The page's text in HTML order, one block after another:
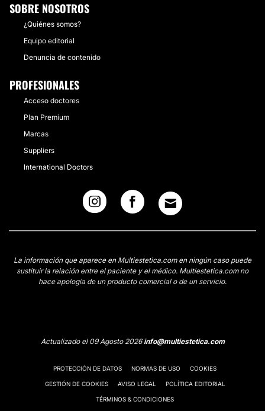
SOBRE NOSOTROS
¿Quiénes somos?
Equipo editorial
Denuncia de contenido
PROFESIONALES
Acceso doctores
Plan Premium
Marcas
Suppliers
International Doctors
La información que aparece en Multiestetica.com en ningún caso puede
sustituir la relación entre el paciente y el médico. Multiestetica.com no
hace apología de un producto comercial o de un servicio.
Actualizado el 09 Agosto 2026info@multiestetica.com
PROTECCIÓN DE DATOS NORMAS DE USO COOKIES
GESTIÓN DE COOKIES AVISO LEGAL POLÍTICA EDITORIAL
TÉRMINOS & CONDICIONES